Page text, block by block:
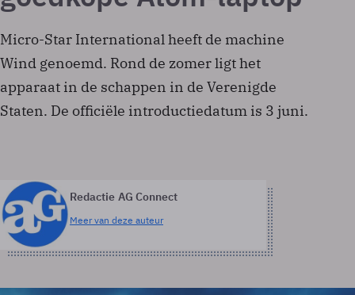
Micro-Star International heeft de machine
Wind genoemd. Rond de zomer ligt het
apparaat in de schappen in de Verenigde
Staten. De officiële introductiedatum is 3 juni.
Redactie AG Connect
Meer van deze auteur